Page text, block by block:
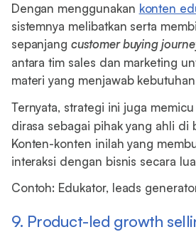
Dengan menggunakan konten
sistemnya melibatkan serta
sepanjangcustomer buying
antara tim sales dan marketing
materi yang menjawab
Ternyata, strategi ini juga memicu
dirasa sebagai pihak yang ahli di
Konten-konten inilah yang
interaksi dengan bisnis secara
Contoh: Edukator, leads
9. Product-led growth